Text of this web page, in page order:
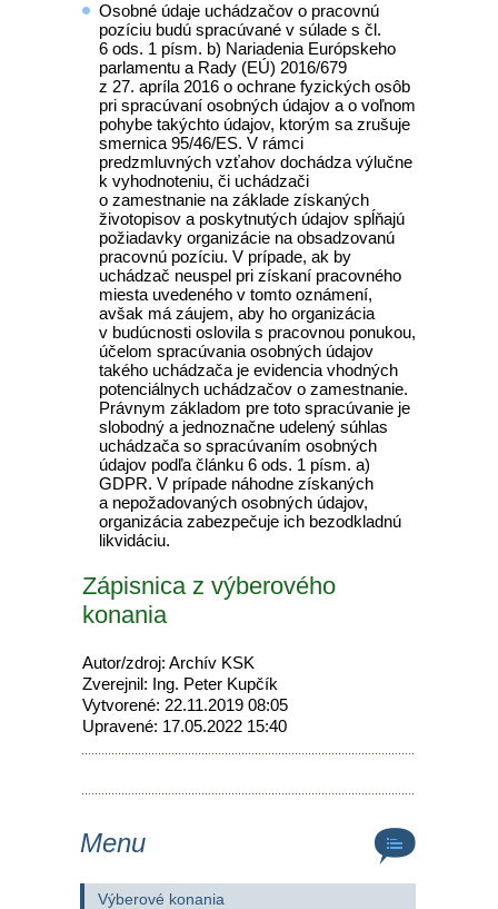
Osobné údaje uchádzačov o pracovnú
pozíciu budú spracúvané v súlade s čl.
6 ods. 1 písm. b) Nariadenia Európskeho
parlamentu a Rady (EÚ) 2016/679
z 27. apríla 2016 o ochrane fyzických osôb
pri spracúvaní osobných údajov a o voľnom
pohybe takýchto údajov, ktorým sa zrušuje
smernica 95/46/ES. V rámci
predzmluvných vzťahov dochádza výlučne
k vyhodnoteniu, či uchádzači
o zamestnanie na základe získaných
životopisov a poskytnutých údajov spĺňajú
požiadavky organizácie na obsadzovanú
pracovnú pozíciu. V prípade, ak by
uchádzač neuspel pri získaní pracovného
miesta uvedeného v tomto oznámení,
avšak má záujem, aby ho organizácia
v budúcnosti oslovila s pracovnou ponukou,
účelom spracúvania osobných údajov
takého uchádzača je evidencia vhodných
potenciálnych uchádzačov o zamestnanie.
Právnym základom pre toto spracúvanie je
slobodný a jednoznačne udelený súhlas
uchádzača so spracúvaním osobných
údajov podľa článku 6 ods. 1 písm. a)
GDPR. V prípade náhodne získaných
a nepožadovaných osobných údajov,
organizácia zabezpečuje ich bezodkladnú
likvidáciu.
Zápisnica z výberového
konania
Autor/zdroj: Archív KSK
Zverejnil: Ing. Peter Kupčík
Vytvorené: 22.11.2019 08:05
Upravené: 17.05.2022 15:40
Menu
Výberové konania